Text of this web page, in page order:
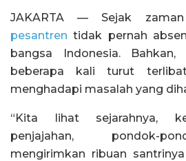
JAKARTA — Sejak
pesantren tidak pernah
bangsa Indonesia.
beberapa kali turut
menghadapi masalah yang
“Kita lihat sejarahnya,
penjajahan, pondok-
mengirimkan ribuan